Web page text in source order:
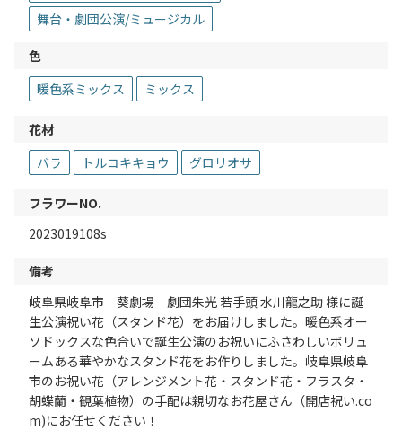
舞台・劇団公演/ミュージカル
色
暖色系ミックス
ミックス
花材
バラ
トルコキキョウ グロリオサ
フラワーNO.
2023019108s
備考
岐阜県岐阜市 葵劇場 劇団朱光 若手頭 水川龍之助 様に誕
生公演祝い花（スタンド花）をお届けしました。暖色系オー
ソドックスな色合いで誕生公演のお祝いにふさわしいボリュ
ームある華やかなスタンド花をお作りしました。岐阜県岐阜
市のお祝い花（アレンジメント花・スタンド花・フラスタ・
胡蝶蘭・観葉植物）の手配は親切なお花屋さん（開店祝い.co
m)にお任せください！